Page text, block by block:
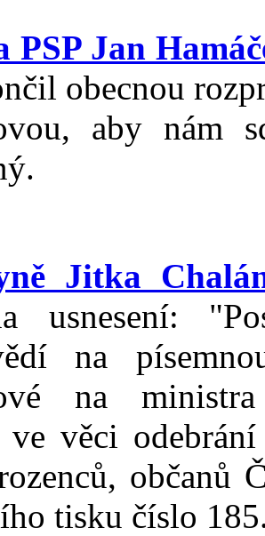
PSP Jan
obecnou
aby nám
Jitka
usnesení:
na
na
ve věci
občanů
tisku číslo